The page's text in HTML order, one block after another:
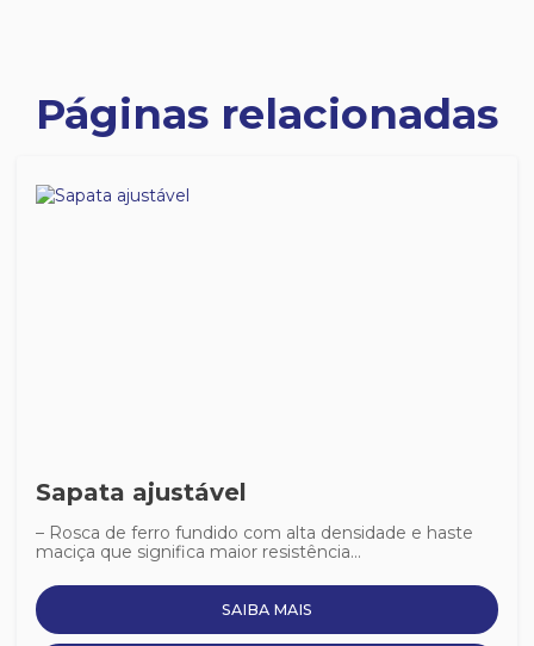
Páginas relacionadas
Sapata ajustável
– Rosca de ferro fundido com alta densidade e haste
maciça que significa maior resistência...
SAIBA MAIS